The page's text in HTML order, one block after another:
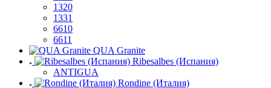
1320
1331
6610
6611
QUA Granite
Ribesalbes (Испания)
ANTIGUA
Rondine (Италия)